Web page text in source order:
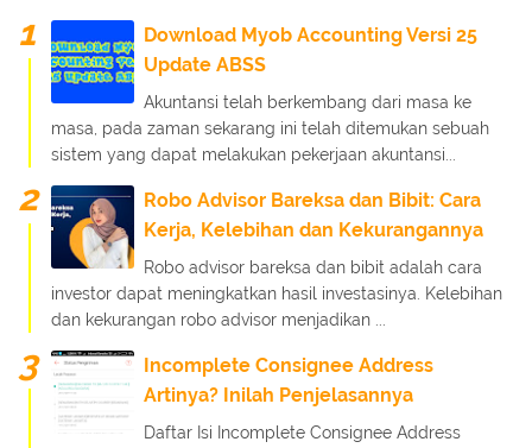
Download Myob Accounting Versi 25
Update ABSS
Akuntansi telah berkembang dari masa ke
masa, pada zaman sekarang ini telah ditemukan sebuah
sistem yang dapat melakukan pekerjaan akuntansi...
Robo Advisor Bareksa dan Bibit: Cara
Kerja, Kelebihan dan Kekurangannya
Robo advisor bareksa dan bibit adalah cara
investor dapat meningkatkan hasil investasinya. Kelebihan
dan kekurangan robo advisor menjadikan ...
Incomplete Consignee Address
Artinya? Inilah Penjelasannya
Daftar Isi Incomplete Consignee Address